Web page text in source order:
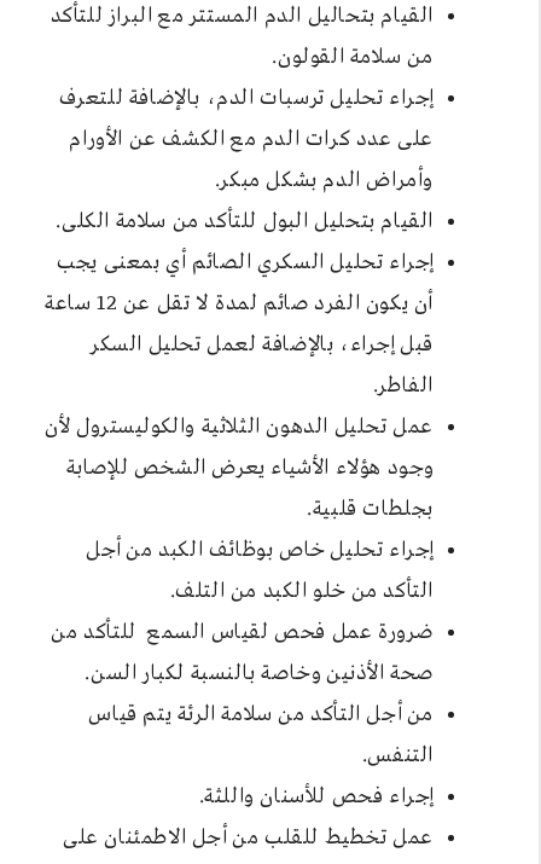
القيام بتحاليل الدم المستتر مع البراز للتأكد
من سلامة القولون.
إجراء تحليل ترسبات الدم، بالإضافة للتعرف
على عدد كرات الدم مع الكشف عن الأورام
وأمراض الدم بشكل مبكر.
القيام بتحليل البول للتأكد من سلامة الكلى.
إجراء تحليل السكري الصائم أي بمعنى يجب
أن يكون الفرد صائم لمدة لا تقل عن 12 ساعة
قبل إجراء، بالإضافة لعمل تحليل السكر
الفاطر.
عمل تحليل الدهون الثلاثية والكوليسترول لأن
وجود هؤلاء الأشياء يعرض الشخص للإصابة
بجلطات قلبية.
إجراء تحليل خاص بوظائف الكبد من أجل
التأكد من خلو الكبد من التلف.
ضرورة عمل فحص لقياس السمع للتأكد من
صحة الأذنين وخاصة بالنسبة لكبار السن.
من أجل التأكد من سلامة الرئة يتم قياس
التنفس.
إجراء فحص للأسنان واللثة.
عمل تخطيط للقلب من أجل الاطمئنان على